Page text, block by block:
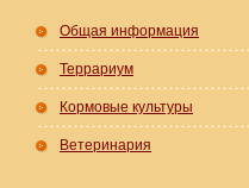
Общая информация
Террариум
Кормовые культуры
Ветеринария